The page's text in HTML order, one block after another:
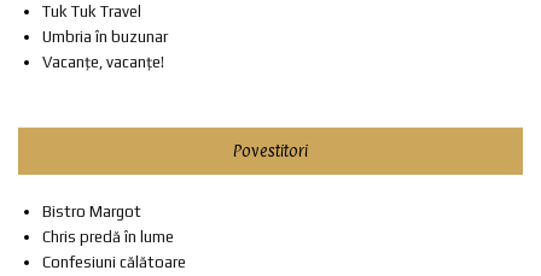
Tuk Tuk Travel
Umbria în buzunar
Vacanțe, vacanțe!
Povestitori
Bistro Margot
Chris predă în lume
Confesiuni călătoare